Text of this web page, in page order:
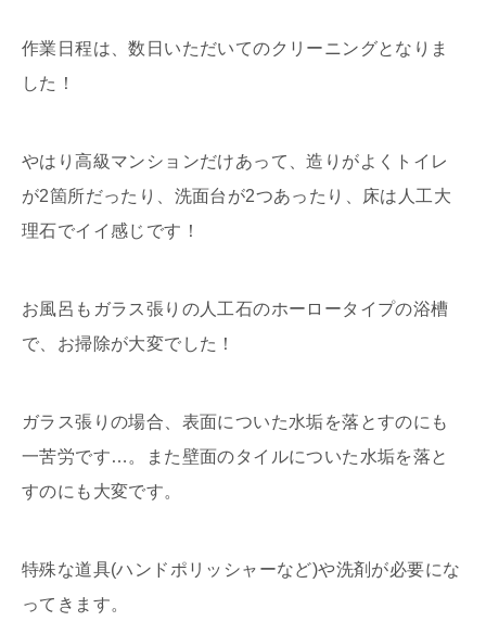
作業日程は、数日いただいてのクリーニングとなりま
した！
やはり高級マンションだけあって、造りがよくトイレ
が2箇所だったり、洗面台が2つあったり、床は人工大
理石でイイ感じです！
お風呂もガラス張りの人工石のホーロータイプの浴槽
で、お掃除が大変でした！
ガラス張りの場合、表面についた水垢を落とすのにも
一苦労です…。また壁面のタイルについた水垢を落と
すのにも大変です。
特殊な道具(ハンドポリッシャーなど)や洗剤が必要にな
ってきます。